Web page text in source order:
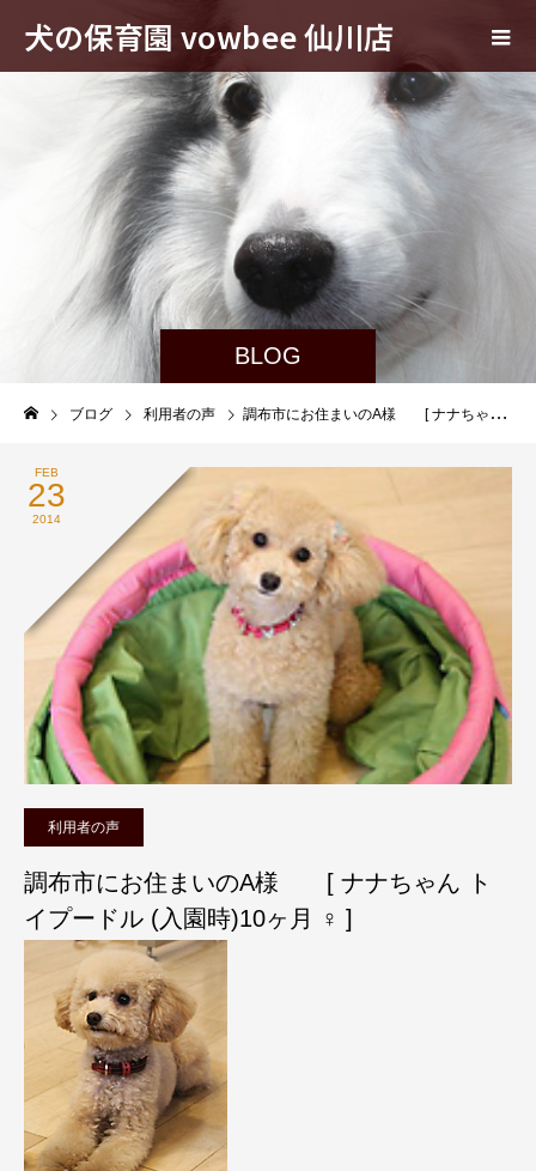
犬の保育園 vowbee 仙川店
BLOG
ブログ 利用者の声 調布市にお住まいのA様 [ ナナちゃん トイプードル (入園時)10ヶ月 ♀ ]
FEB
23
2014
利用者の声
調布市にお住まいのA様 [ ナナちゃん ト
イプードル (入園時)10ヶ月 ♀ ]